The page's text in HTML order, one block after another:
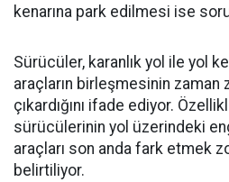
kenarına park edilmesi ise
Sürücüler, karanlık yol ile yol
araçların birleşmesinin zaman
çıkardığını ifade ediyor.
sürücülerinin yol üzerindeki
araçları son anda fark etmek
belirtiliyor.